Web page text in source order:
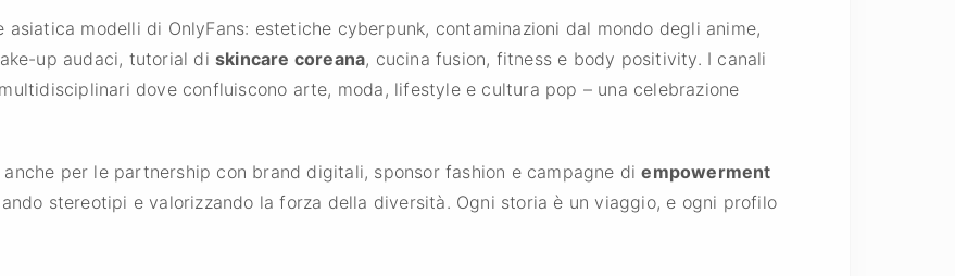
asiatica modelli di OnlyFans: estetiche cyberpunk, contaminazioni dal mondo degli anime,
up audaci, tutorial diskincare coreana, cucina fusion, fitness e body positivity. I canali
dove confluiscono arte, moda, lifestyle e cultura pop – una celebrazione
per le partnership con brand digitali, sponsor fashion e campagne diempowerment
stereotipi e valorizzando la forza della diversità. Ogni storia è un viaggio, e ogni profilo